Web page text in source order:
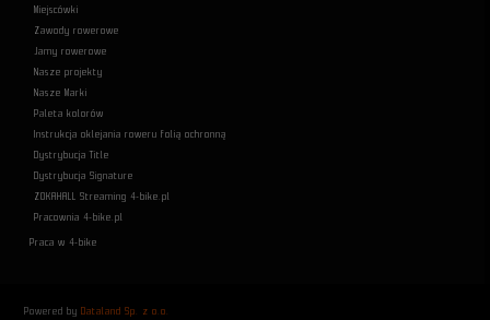
Miejscówki
Zawody rowerowe
Jamy rowerowe
Nasze projekty
Nasze Marki
Paleta kolorów
Instrukcja oklejania roweru folią ochronną
Dystrybucja Title
Dystrybucja Signature
ZOKAHALL Streaming 4-bike.pl
Pracownia 4-bike.pl
Praca w 4-bike
Powered by Dataland Sp. z o.o.